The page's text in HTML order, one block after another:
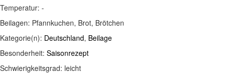
Temperatur: -
Beilagen: Pfannkuchen, Brot, Brötchen
Kategorie(n): Deutschland, Beilage
Besonderheit: Saisonrezept
Schwierigkeitsgrad: leicht